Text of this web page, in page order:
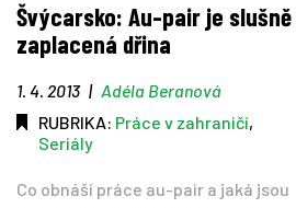
Švýcarsko: Au-pair je slušně
zaplacená dřina
1. 4. 2013 | Adéla Beranová
RUBRIKA: Práce v zahraničí,
Seriály
Co obnáší práce au-pair a jaká jsou